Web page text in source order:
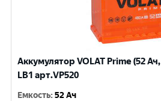
Аккумулятор VOLAT Prime (52
LB1 арт.VP520
Емкость:52 Ач